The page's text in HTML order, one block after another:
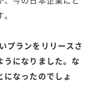
ランをリリースさ
になりました。な
なったのでしょ